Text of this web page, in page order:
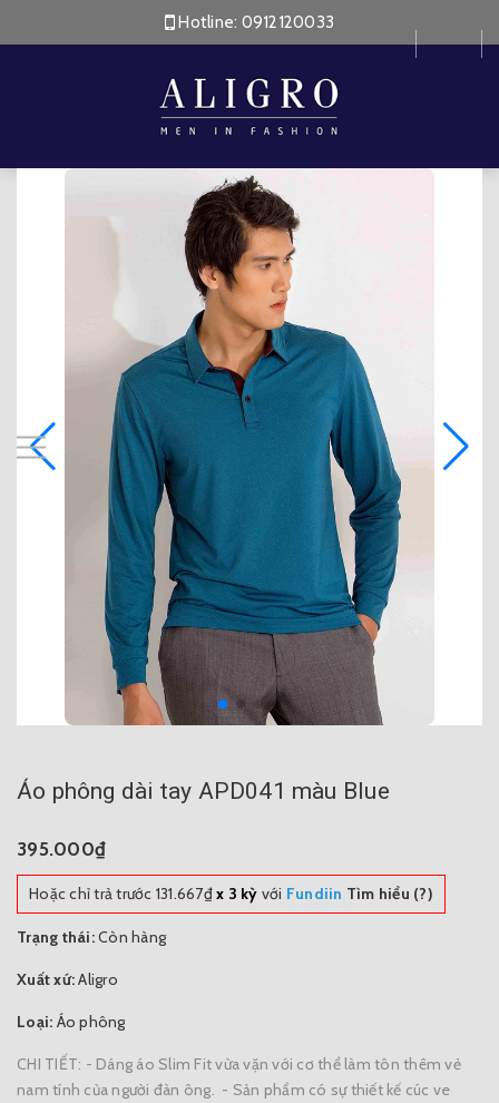
Hotline: 0912120033
Áo phông dài tay APD041 màu Blue
395.000₫
Hoặc chỉ trả trước 131.667₫x 3 kỳ với Fundiin Tìm hiểu (?)
Trạng thái:Còn hàng
Xuất xứ:Aligro
Loại: Áo phông
CHI TIẾT: - Dáng áo Slim Fit vừa vặn với cơ thể làm tôn thêm vẻ
nam tính của người đàn ông. - Sản phẩm có sự thiết kế cúc ve